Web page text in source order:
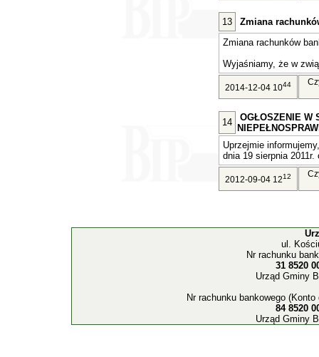
13
Zmiana
Zmiana rachunków
Wyjaśniamy, że w
2014-12-04 1044
14
OGŁOSZENIE W
Uprzejmie
dnia 19 sierpnia
2012-09-04 1212
ul.
Nr rachunku
31 8520
Urząd Gminy
Nr rachunku bankowego
84 8520
Urząd Gminy